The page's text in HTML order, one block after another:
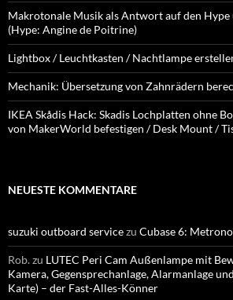
Makrotonale Musik als Antwort auf den
(Hype: Angine de Poitrine)
Lightbox / Leuchtkasten / Nachtlampe
Mechanik: Übersetzung von Zahnrädern
IKEA Skådis Hack: Skadis Lochplatten ohne
von MakerWorld befestigen / Desk Mount /
NEUESTE KOMMENTARE
suzuki outboard servicezu Cubase 6:
Rob.zu LUTEC Peri Cam Außenlampe mit
Kamera, Gegensprechanlage, Alarmanlage
Karte) – der Fast-Alles-Könner